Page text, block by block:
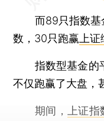
而89只指数基
数，30只跑赢 上
指数型基金的平
不仅跑赢了大盘，
期间， 上证指